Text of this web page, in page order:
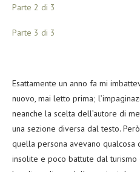
Parte 2 di 3
Parte 3 di 3
Esattamente un anno fa mi
nuovo, mai letto prima;
neanche la scelta dell’autore di
una sezione diversa dal testo.
quella persona avevano qualcosa
insolite e poco battute dal turismo